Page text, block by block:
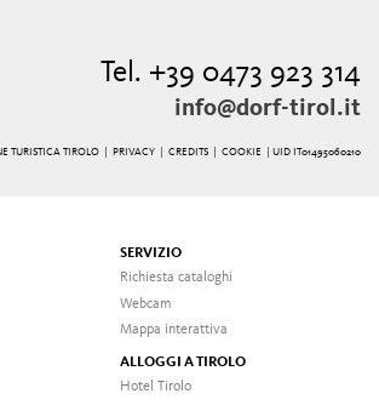
Tel. +39 0473 923 314
info@dorf-tirol.it
TURISTICA TIROLO | PRIVACY| CREDITS| COOKIE | UID IT01495060210
SERVIZIO
Richiesta cataloghi
Webcam
Mappa interattiva
ALLOGGI A TIROLO
Hotel Tirolo